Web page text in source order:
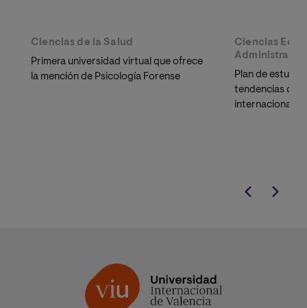
Ciencias de la Salud
Primera universidad virtual que ofrece
la mención de Psicología Forense
Ciencias
Plan de
tendencias del
internacional.